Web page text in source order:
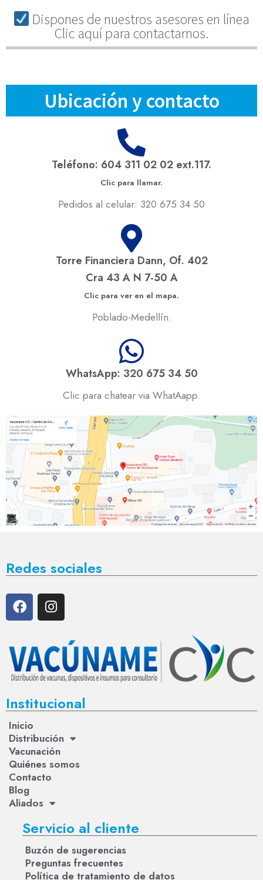
Dispones de nuestros asesores en línea
Clic aquí para contactarnos.
Ubicación y contacto
Teléfono: 604 311 02 02 ext.117.
Clic para llamar.
Pedidos al celular: 320 675 34 50
Torre Financiera Dann, Of. 402
Cra 43 A N 7-50 A
Clic para ver en el mapa.
Poblado-Medellín.
WhatsApp: 320 675 34 50
Clic para chatear via WhatAapp.
Redes sociales
Institucional
Inicio
Distribución
Vacunación
Quiénes somos
Contacto
Blog
Aliados
Servicio al cliente
Buzón de sugerencias
Preguntas frecuentes
Política de tratamiento de datos